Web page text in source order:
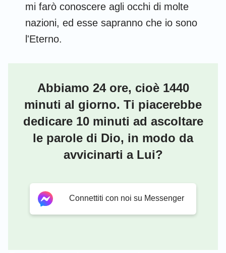
mi farò conoscere agli occhi di molte
nazioni, ed esse sapranno che io sono
l'Eterno.
Abbiamo 24 ore, cioè 1440
minuti al giorno. Ti piacerebbe
dedicare 10 minuti ad ascoltare
le parole di Dio, in modo da
avvicinarti a Lui?
Connettiti con noi su Messenger